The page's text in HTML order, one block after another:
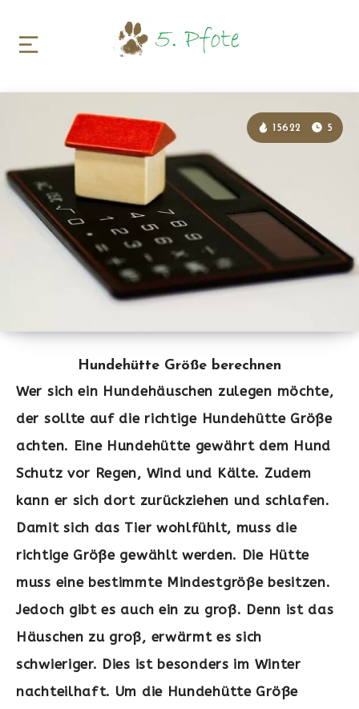
Hundehütte Größe berechnen
15622 5
Wer sich ein Hundehäuschen zulegen möchte,
der sollte auf die richtige Hundehütte Größe
achten. Eine Hundehütte gewährt dem Hund
Schutz vor Regen, Wind und Kälte. Zudem
kann er sich dort zurückziehen und schlafen.
Damit sich das Tier wohlfühlt, muss die
richtige Größe gewählt werden. Die Hütte
muss eine bestimmte Mindestgröße besitzen.
Jedoch gibt es auch ein zu groß. Denn ist das
Häuschen zu groß, erwärmt es sich
schwieriger. Dies ist besonders im Winter
nachteilhaft. Um die Hundehütte Größe